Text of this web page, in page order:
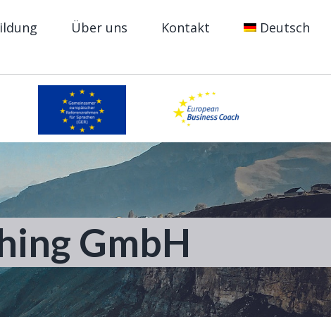
Über uns Kontakt Deutsch
GmbH